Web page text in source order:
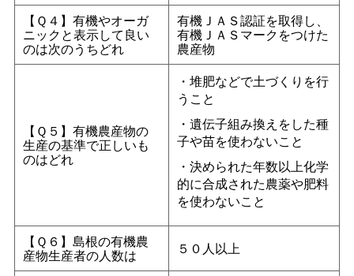
【Ｑ４】有機やオーガ
ニックと表示して良い
のは次のうちどれ
有機ＪＡＳ認証を取得し、
有機ＪＡＳマークをつけた
農産物
【Ｑ５】有機農産物の
生産の基準で正しいも
のはどれ
・堆肥などで土づくりを行
うこと
・遺伝子組み換えをした種
子や苗を使わないこと
・決められた年数以上化学
的に合成された農薬や肥料
を使わないこと
【Ｑ６】島根の有機農
産物生産者の人数は ５０人以上